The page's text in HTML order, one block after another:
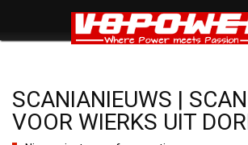
SCANIANIEUWS |
VOOR WIERKS UIT